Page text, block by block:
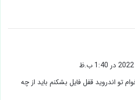
تو اندروید قفل فایل بشکنم باید از چه